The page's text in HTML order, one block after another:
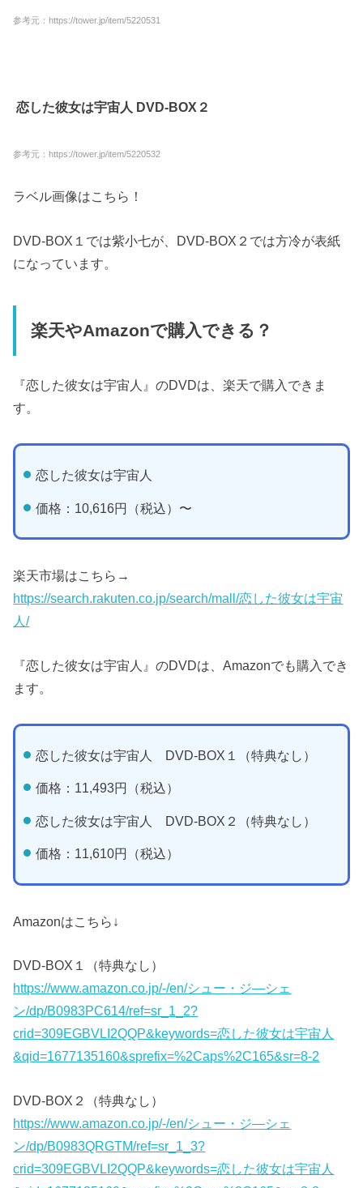
参考元：https://tower.jp/item/5220531
恋した彼女は宇宙人 DVD-BOX２
参考元：https://tower.jp/item/5220532
ラベル画像はこちら！
DVD-BOX１では紫小七が、DVD-BOX２では方冷が表紙
になっています。
楽天やAmazonで購入できる？
『恋した彼女は宇宙人』のDVDは、楽天で購入できま
す。
恋した彼女は宇宙人
価格：10,616円（税込）〜
楽天市場はこちら→
https://search.rakuten.co.jp/search/mall/恋した彼女は宇宙
人/
『恋した彼女は宇宙人』のDVDは、Amazonでも購入でき
ます。
恋した彼女は宇宙人 DVD-BOX１（特典なし）
価格：11,493円（税込）
恋した彼女は宇宙人 DVD-BOX２（特典なし）
価格：11,610円（税込）
Amazonはこちら↓
DVD-BOX１（特典なし）
https://www.amazon.co.jp/-/en/シュー・ジ―シェ
ン/dp/B0983PC614/ref=sr_1_2?
crid=309EGBVLI2QQP&keywords=恋した彼女は宇宙人
&qid=1677135160&sprefix=%2Caps%2C165&sr=8-2
DVD-BOX２（特典なし）
https://www.amazon.co.jp/-/en/シュー・ジ―シェ
ン/dp/B0983QRGTM/ref=sr_1_3?
crid=309EGBVLI2QQP&keywords=恋した彼女は宇宙人